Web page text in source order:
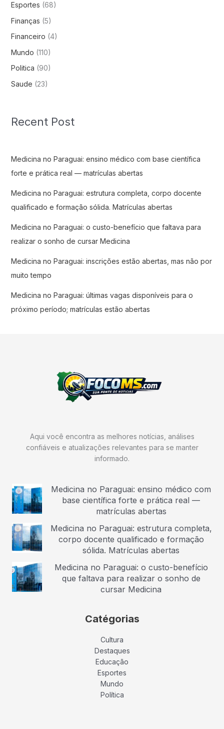
Esportes (68)
Finanças (5)
Financeiro (4)
Mundo (110)
Politica (90)
Saude (23)
Recent Post
Medicina no Paraguai: ensino médico com base científica
forte e prática real — matrículas abertas
Medicina no Paraguai: estrutura completa, corpo docente
qualificado e formação sólida. Matrículas abertas
Medicina no Paraguai: o custo-benefício que faltava para
realizar o sonho de cursar Medicina
Medicina no Paraguai: inscrições estão abertas, mas não por
muito tempo
Medicina no Paraguai: últimas vagas disponíveis para o
próximo período; matrículas estão abertas
Aqui você encontra as melhores notícias, análises
confiáveis e atualizações relevantes para se manter
informado.
Medicina no Paraguai: ensino médico com
base científica forte e prática real —
matrículas abertas
Medicina no Paraguai: estrutura completa,
corpo docente qualificado e formação
sólida. Matrículas abertas
Medicina no Paraguai: o custo-benefício
que faltava para realizar o sonho de
cursar Medicina
Catégorias
Cultura
Destaques
Educação
Esportes
Mundo
Política